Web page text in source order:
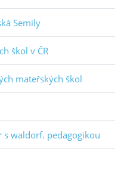
Semily
škol v ČR
mateřských škol
waldorf. pedagogikou